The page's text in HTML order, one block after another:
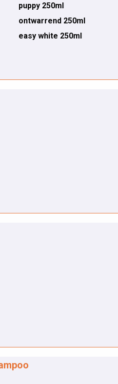
puppy 250ml
ontwarrend 250ml
easy white 250ml